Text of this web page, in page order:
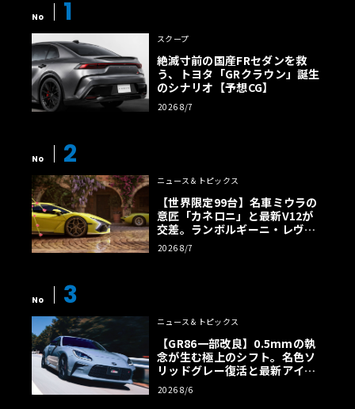
No 1
スクープ
絶滅寸前の国産FRセダンを救
う、トヨタ「GRクラウン」誕生
のシナリオ【予想CG】
2026 8/7
No 2
ニュース＆トピックス
【世界限定99台】名車ミウラの
意匠「カネロニ」と最新V12が
交差。ランボルギーニ・レヴエ
ルトに60周年記念車が登場
2026 8/7
No 3
ニュース＆トピックス
【GR86一部改良】0.5mmの執
念が生む極上のシフト。名色ソ
リッドグレー復活と最新アイサ
イトでFRの極みへ
2026 8/6